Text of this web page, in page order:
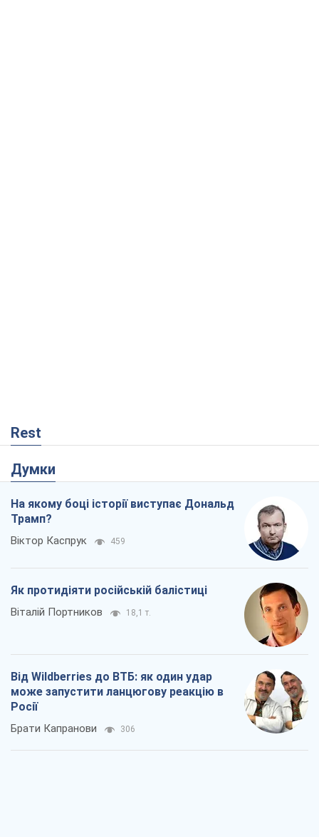
Rest
Думки
На якому боці історії виступає Дональд
Трамп?
Віктор Каспрук 459
Як протидіяти російській балістиці
Віталій Портников 18,1 т.
Від Wildberries до ВТБ: як один удар
може запустити ланцюгову реакцію в
Росії
Брати Капранови 306